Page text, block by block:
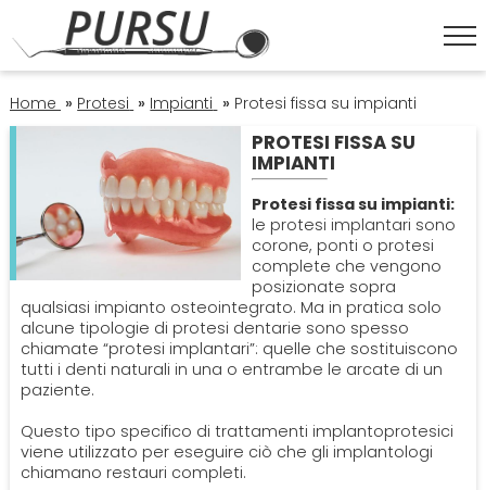
HOME
ESTETICA DENTALE
Corona Dentale
Faccette Dentali
Sbiancamento Denti
IGIENE ORALE
Igiene Orale
Lavare I Denti
Pulizia Denti
OPERATORI
Dentisti
Sbiancamento Denti
ORTODONZIA
Endodonzia
PATOLOGIE
Bruxismo
Home » Protesi » Impianti » Protesi fissa su impianti
PROTESI FISSA SU
IMPIANTI
Protesi fissa su impianti:
le protesi implantari sono
corone, ponti o protesi
complete che vengono
posizionate sopra
qualsiasi impianto osteointegrato. Ma in pratica solo
alcune tipologie di protesi dentarie sono spesso
chiamate “protesi implantari”: quelle che sostituiscono
tutti i denti naturali in una o entrambe le arcate di un
paziente.
Questo tipo specifico di trattamenti implantoprotesici
viene utilizzato per eseguire ciò che gli implantologi
chiamano restauri completi.